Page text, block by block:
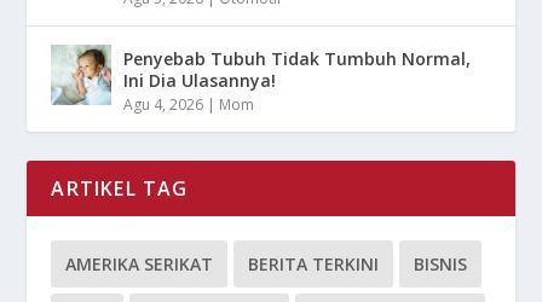
Penyebab Tubuh Tidak Tumbuh Normal,
Ini Dia Ulasannya!
Agu 4, 2026 | Mom
ARTIKEL TAG
AMERIKA SERIKAT BERITA TERKINI BISNIS